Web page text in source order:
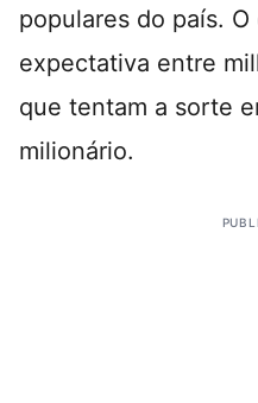
populares do país.
expectativa entre
que tentam a sorte
milionário.